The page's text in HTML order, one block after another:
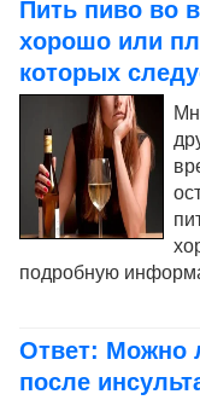
Пить пиво во
хорошо или
которых
подробную
Ответ: Можно
после